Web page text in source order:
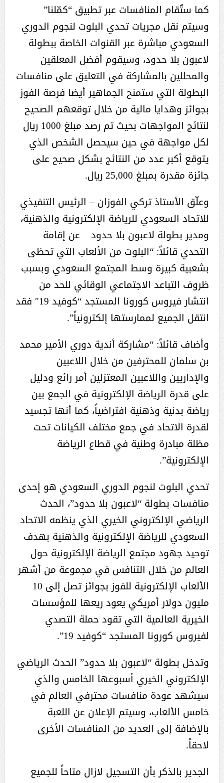
كما ستٌقام المنافسات عبر تطبيق “كمّلنا”
وسيتم نقل مجريات تحدي البلوت لنجوم الدوري
السعودي مباشرة عبر القنوات الخاصة ببطولة
لاعبون بلا حدود، وسيقوم أفضل المعلقين
والمحللين بالمشاركة في التعليق على منافسات
البطولة التي ستمنح الجماهير أيضا فرصة الفوز
بجوائز وهدايا مالية من خلال توقعهم الصحيح
لنتائج المواجهات بحيث تم رصد مبلغ 1000 ريال
لكل مواجهة في حين سيحصل الشخص الذي
يتوقع أكبر عدد من النتائج بشكل صحيح على
جائزة مقدرة بمبلغ 25,000 ريال.
وعلّق الأستاذ تركي الفوزان – الرئيس التنفيذي
للاتحاد السعودي للرياضة الإلكترونية والذهنية،
ومدير بطولة لاعبون بلا حدود – عن إقامة
التحدي قائلاً: “البلوت من الألعاب التي تحظى
بشعبية كبيرة وسط المجتمع السعودي وبسبب
ظروف التباعد الاجتماعي الوقائي للحد من
انتشار فيروس كورونا المستجد “كوفيد 19″ فقد
انتقل الجميع لممارستها إلكترونياً”.
وأضاف قائلاً: “مشاركة أندية دوري الأمير محمد
بن سلمان للمحترفين من خلال اللاعبين
والإداريين واللاعبين المعتزلين أمر رائع ودليل
على قدرة الرياضة الإلكترونية في الجمع بين
رياضة بدنية وذهنية افتراضياً، كما أنها تجسيد
لقدرة الاتحاد في جمع مختلف الكيانات تحت
مظلة مبادرة وطنية في قطاع الرياضة
الإلكترونية”.
تحدي البلوت لنجوم الدوري السعودي هو إحدى
منافسات بطولة “لاعبون بلا حدود”، الحدث
الرياضي الإلكتروني الخيري الذي ينظمه الاتحاد
السعودي للرياضة الإلكترونية والذهنية بهدف
توحيد جهود مجتمع الرياضة الإلكترونية حول
العالم من خلال التنافس في مجموعة من أشهر
الألعاب الإلكترونية للفوز بجوائز تصل إلى 10
مليون دولار أمريكي يعود ريعها للمؤسسات
الخيرية العالمية التي تقود حملة التصدي
لفيروس كورونا المستجد “كوفيد 19”.
وتدخل بطولة “لاعبون بلا حدود” الحدث الرياضي
الإلكتروني الخيري أسبوعها الخامس والذي
سيشهد عودة منافسات محترفي العالم في
خامس الألعاب، وسيتم الإعلان عن اللعبة
بالإضافة إلى العديد من المنافسات الأخرى
لاحقاً.
الجدير بالذكر بأن التسجيل لازال متاحاً للجميع